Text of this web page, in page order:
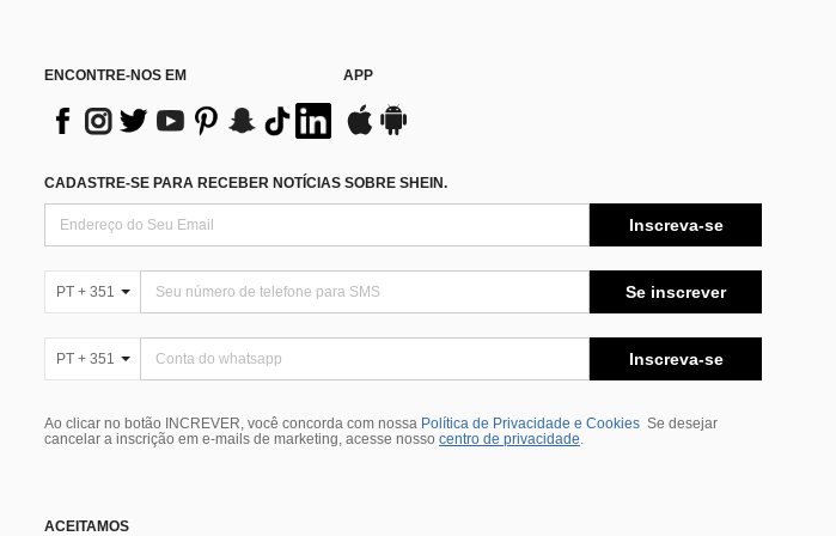
ENCONTRE-NOS EM APP
CADASTRE-SE PARA RECEBER NOTÍCIAS SOBRE SHEIN.
Inscreva-se
PT + 351 Se inscrever
PT + 351 Inscreva-se
Ao clicar no botão INCREVER, você concorda com nossa Política de Privacidade e Cookies Se desejar
cancelar a inscrição em e-mails de marketing, acesse nosso centro de privacidade.
ACEITAMOS